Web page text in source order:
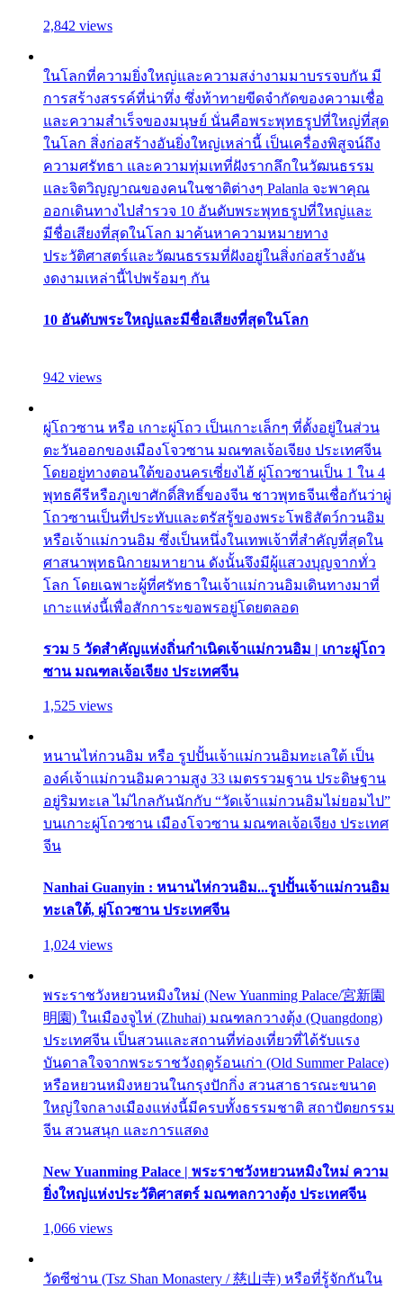
2,842 views
ในโลกที่ความยิ่งใหญ่และความสง่างามมาบรรจบกัน มี
การสร้างสรรค์ที่น่าทึ่ง ซึ่งท้าทายขีดจำกัดของความเชื่อ
และความสำเร็จของมนุษย์ นั่นคือพระพุทธรูปที่ใหญ่ที่สุด
ในโลก สิ่งก่อสร้างอันยิ่งใหญ่เหล่านี้ เป็นเครื่องพิสูจน์ถึง
ความศรัทธา และความทุ่มเทที่ฝังรากลึกในวัฒนธรรม
และจิตวิญญาณของคนในชาติต่างๆ Palanla จะพาคุณ
ออกเดินทางไปสำรวจ 10 อันดับพระพุทธรูปที่ใหญ่และ
มีชื่อเสียงที่สุดในโลก มาค้นหาความหมายทาง
ประวัติศาสตร์และวัฒนธรรมที่ฝังอยู่ในสิ่งก่อสร้างอัน
งดงามเหล่านี้ไปพร้อมๆ กัน
10 อันดับพระใหญ่และมีชื่อเสียงที่สุดในโลก
942 views
ผู่โถวซาน หรือ เกาะผู่โถว เป็นเกาะเล็กๆ ที่ตั้งอยู่ในส่วน
ตะวันออกของเมืองโจวซาน มณฑลเจ้อเจียง ประเทศจีน
โดยอยู่ทางตอนใต้ของนครเซี่ยงไฮ้ ผู่โถวซานเป็น 1 ใน 4
พุทธคีรีหรือภูเขาศักดิ์สิทธิ์ของจีน ชาวพุทธจีนเชื่อกันว่าผู่
โถวซานเป็นที่ประทับและตรัสรู้ของพระโพธิสัตว์กวนอิม
หรือเจ้าแม่กวนอิม ซึ่งเป็นหนึ่งในเทพเจ้าที่สำคัญที่สุดใน
ศาสนาพุทธนิกายมหายาน ดังนั้นจึงมีผู้แสวงบุญจากทั่ว
โลก โดยเฉพาะผู้ที่ศรัทธาในเจ้าแม่กวนอิมเดินทางมาที่
เกาะแห่งนี้เพื่อสักการะขอพรอยู่โดยตลอด
รวม 5 วัดสำคัญแห่งถิ่นกำเนิดเจ้าแม่กวนอิม | เกาะผู่โถว
ซาน มณฑลเจ้อเจียง ประเทศจีน
1,525 views
หนานไห่กวนอิม หรือ รูปปั้นเจ้าแม่กวนอิมทะเลใต้ เป็น
องค์เจ้าแม่กวนอิมความสูง 33 เมตรรวมฐาน ประดิษฐาน
อยู่ริมทะเล ไม่ไกลกันนักกับ “วัดเจ้าแม่กวนอิมไม่ยอมไป”
บนเกาะผู่โถวซาน เมืองโจวซาน มณฑลเจ้อเจียง ประเทศ
จีน
Nanhai Guanyin : หนานไห่กวนอิม...รูปปั้นเจ้าแม่กวนอิม
ทะเลใต้, ผู่โถวซาน ประเทศจีน
1,024 views
พระราชวังหยวนหมิงใหม่ (New Yuanming Palace/宮新園
明園) ในเมืองจูไห่ (Zhuhai) มณฑลกวางตุ้ง (Quangdong)
ประเทศจีน เป็นสวนและสถานที่ท่องเที่ยวที่ได้รับแรง
บันดาลใจจากพระราชวังฤดูร้อนเก่า (Old Summer Palace)
หรือหยวนหมิงหยวนในกรุงปักกิ่ง สวนสาธารณะขนาด
ใหญ่ใจกลางเมืองแห่งนี้มีครบทั้งธรรมชาติ สถาปัตยกรรม
จีน สวนสนุก และการแสดง
New Yuanming Palace | พระราชวังหยวนหมิงใหม่ ความ
ยิ่งใหญ่แห่งประวัติศาสตร์ มณฑลกวางตุ้ง ประเทศจีน
1,066 views
วัดซีซ่าน (Tsz Shan Monastery / 慈山寺) หรือที่รู้จักกันใน